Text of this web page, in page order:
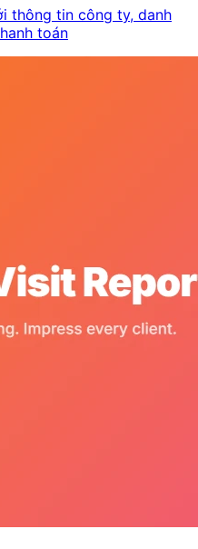
thông tin công ty, danh
toán